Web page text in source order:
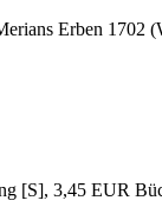
Erben 1702
3,45 EUR